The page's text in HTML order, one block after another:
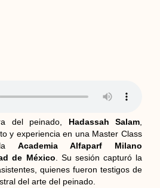
del peinado, Hadassah Salam,
y experiencia en una Master Class
la Academia Alfaparf Milano
de México. Su sesión capturó la
quienes fueron testigos de
del arte del peinado.